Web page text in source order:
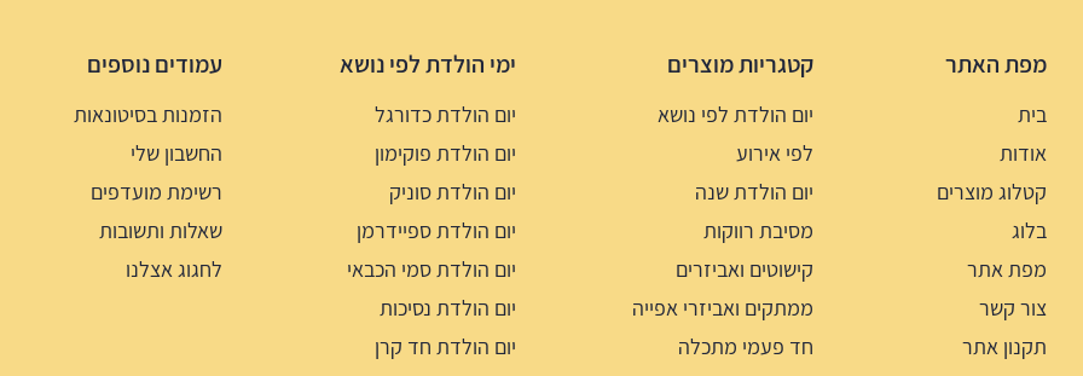
מפת האתר
בית
אודות
קטלוג מוצרים
בלוג
מפת אתר
צור קשר
תקנון אתר
קטגריות מוצרים
יום הולדת לפי נושא
לפי אירוע
יום הולדת שנה
מסיבת רווקות
קישוטים ואביזרים
ממתקים ואביזרי אפייה
חד פעמי מתכלה
ימי הולדת לפי נושא
יום הולדת כדורגל
יום הולדת פוקימון
יום הולדת סוניק
יום הולדת ספיידרמן
יום הולדת סמי הכבאי
יום הולדת נסיכות
יום הולדת חד קרן
עמודים נוספים
הזמנות בסיטונאות
החשבון שלי
רשימת מועדפים
שאלות ותשובות
לחגוג אצלנו